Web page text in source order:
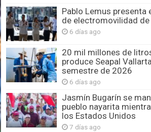
Pablo Lemus presenta
de electromovilidad
6 días ago
20 mil millones de
produce Seapal
semestre de 2026
6 días ago
Jasmín Bugarín se
pueblo nayarita
los Estados Unidos
7 días ago